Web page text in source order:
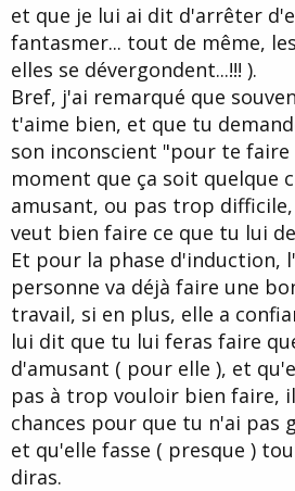
et que je lui ai dit d'arrêter
fantasmer... tout de même,
elles se dévergondent...!!! ).
Bref, j'ai remarqué que
t'aime bien, et que tu
son inconscient "pour te faire
moment que ça soit quelque
amusant, ou pas trop
veut bien faire ce que tu lui
Et pour la phase d'induction,
personne va déjà faire une
travail, si en plus, elle a
lui dit que tu lui feras faire
d'amusant ( pour elle ), et
pas à trop vouloir bien faire,
chances pour que tu n'ai pas
et qu'elle fasse ( presque )
diras.